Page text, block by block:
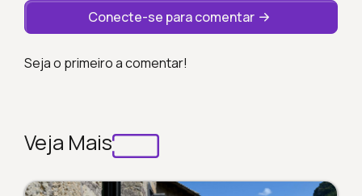
Conecte-se para comentar
Seja o primeiro a comentar!
Veja Mais